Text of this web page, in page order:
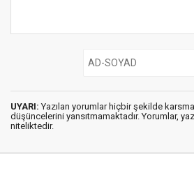
UYARI: Yazılan yorumlar hiçbir şekilde
düşüncelerini yansıtmamaktadır. Yorumlar,
niteliktedir.